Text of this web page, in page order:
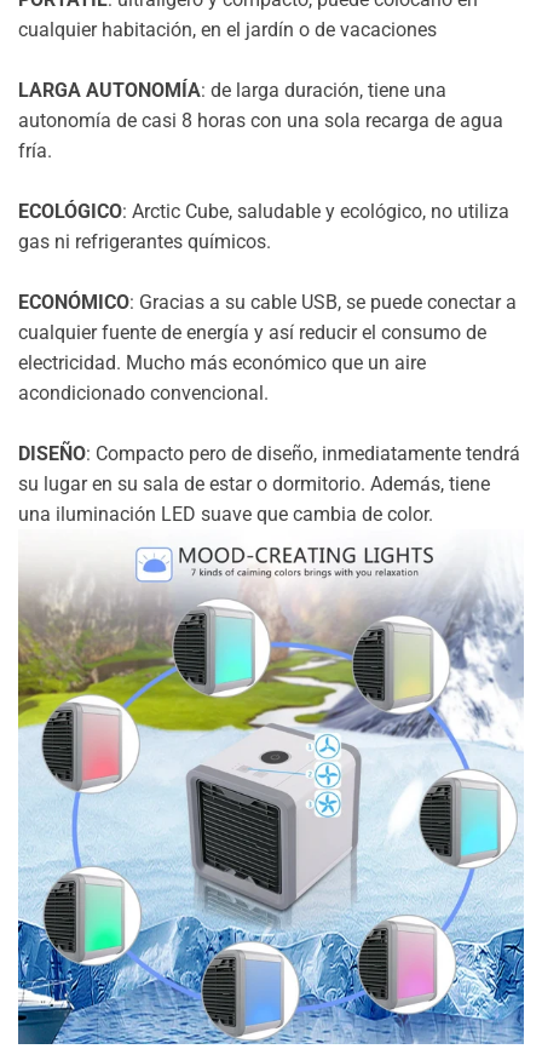
cualquier habitación, en el jardín o de vacaciones
LARGA AUTONOMÍA: de larga duración, tiene una
autonomía de casi 8 horas con una sola recarga de agua
fría.
ECOLÓGICO: Arctic Cube, saludable y ecológico, no utiliza
gas ni refrigerantes químicos.
ECONÓMICO: Gracias a su cable USB, se puede conectar a
cualquier fuente de energía y así reducir el consumo de
electricidad. Mucho más económico que un aire
acondicionado convencional.
DISEÑO: Compacto pero de diseño, inmediatamente tendrá
su lugar en su sala de estar o dormitorio. Además, tiene
una iluminación LED suave que cambia de color.